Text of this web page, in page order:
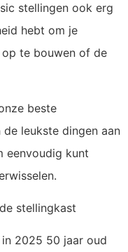
stellingen ook erg
hebt om je
te bouwen of de
beste
leukste dingen aan
eenvoudig kunt
stellingkast
2025 50 jaar oud